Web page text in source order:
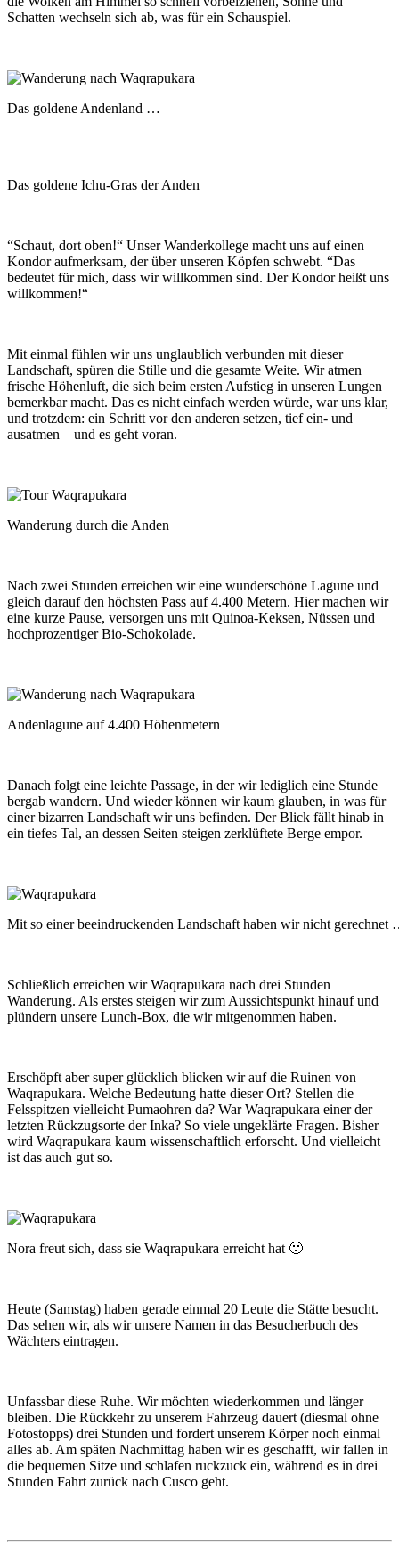
Schatten wechseln sich ab, was für ein Schauspiel.
Das goldene Andenland …
Das goldene Ichu-Gras der Anden
“Schaut, dort oben!“ Unser Wanderkollege macht uns auf einen
Kondor aufmerksam, der über unseren Köpfen schwebt. “Das
bedeutet für mich, dass wir willkommen sind. Der Kondor heißt uns
willkommen!“
Mit einmal fühlen wir uns unglaublich verbunden mit dieser
Landschaft, spüren die Stille und die gesamte Weite. Wir atmen
frische Höhenluft, die sich beim ersten Aufstieg in unseren Lungen
bemerkbar macht. Das es nicht einfach werden würde, war uns klar,
und trotzdem: ein Schritt vor den anderen setzen, tief ein- und
ausatmen – und es geht voran.
Wanderung durch die Anden
Nach zwei Stunden erreichen wir eine wunderschöne Lagune und
gleich darauf den höchsten Pass auf 4.400 Metern. Hier machen wir
eine kurze Pause, versorgen uns mit Quinoa-Keksen, Nüssen und
hochprozentiger Bio-Schokolade.
Andenlagune auf 4.400 Höhenmetern
Danach folgt eine leichte Passage, in der wir lediglich eine Stunde
bergab wandern. Und wieder können wir kaum glauben, in was für
einer bizarren Landschaft wir uns befinden. Der Blick fällt hinab in
ein tiefes Tal, an dessen Seiten steigen zerklüftete Berge empor.
Mit so einer beeindruckenden Landschaft haben wir nicht gerechnet
Schließlich erreichen wir Waqrapukara nach drei Stunden
Wanderung. Als erstes steigen wir zum Aussichtspunkt hinauf und
plündern unsere Lunch-Box, die wir mitgenommen haben.
Erschöpft aber super glücklich blicken wir auf die Ruinen von
Waqrapukara. Welche Bedeutung hatte dieser Ort? Stellen die
Felsspitzen vielleicht Pumaohren da? War Waqrapukara einer der
letzten Rückzugsorte der Inka? So viele ungeklärte Fragen. Bisher
wird Waqrapukara kaum wissenschaftlich erforscht. Und vielleicht
ist das auch gut so.
Nora freut sich, dass sie Waqrapukara erreicht hat 🙂
Heute (Samstag) haben gerade einmal 20 Leute die Stätte besucht.
Das sehen wir, als wir unsere Namen in das Besucherbuch des
Wächters eintragen.
Unfassbar diese Ruhe. Wir möchten wiederkommen und länger
bleiben. Die Rückkehr zu unserem Fahrzeug dauert (diesmal ohne
Fotostopps) drei Stunden und fordert unserem Körper noch einmal
alles ab. Am späten Nachmittag haben wir es geschafft, wir fallen in
die bequemen Sitze und schlafen ruckzuck ein, während es in drei
Stunden Fahrt zurück nach Cusco geht.